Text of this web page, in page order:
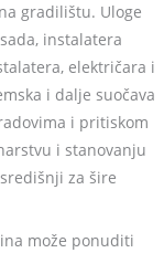
gradilištu. Uloge
instalatera
električara i
i dalje suočava
i pritiskom
i stanovanju
za šire
može ponuditi